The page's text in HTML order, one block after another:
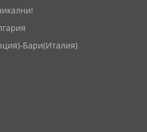
Бари(Италия)